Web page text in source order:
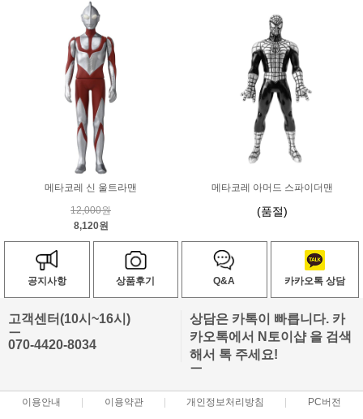
메타코레 신 울트라맨
12,000원
8,120원
메타코레 아머드 스파이더맨
(품절)
공지사항 상품후기 Q&A 카카오톡 상담
고객센터(10시~16시)
ㅡ
070-4420-8034
상담은 카톡이 빠릅니다. 카
카오톡에서 N토이샵 을 검색
해서 톡 주세요!
ㅡ
이용안내 이용약관 개인정보처리방침 PC버전